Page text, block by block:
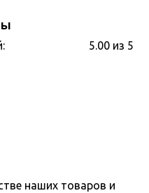
5.00 из 5
наших товаров и